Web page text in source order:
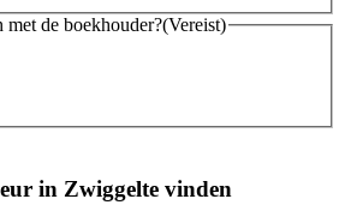
de boekhouder?(Vereist)
in Zwiggelte vinden